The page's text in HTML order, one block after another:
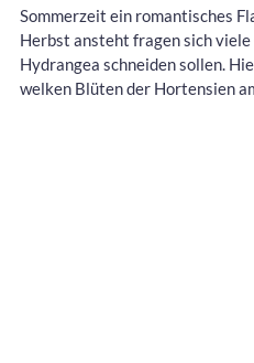
Sommerzeit ein romantisches
Herbst ansteht fragen sich
Hydrangea schneiden sollen.
welken Blüten der Hortensien